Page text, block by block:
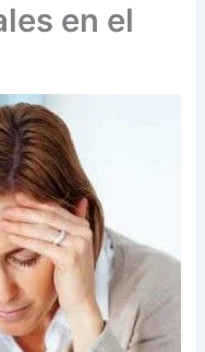
en el